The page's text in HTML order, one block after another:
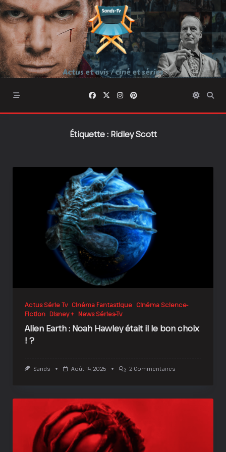
Skip
to
content
Actus et avis / ciné et séries
Étiquette : Ridley Scott
Actus Série Tv Cinéma Fantastique Cinéma Science-
Fiction Disney + News Séries-Tv
Alien Earth : Noah Hawley était il le bon choix
! ?
Sands Août 14, 2025 2 CommentairesSur
Noah